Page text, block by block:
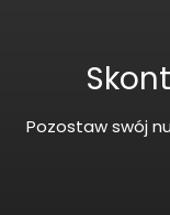
Pozostaw swój